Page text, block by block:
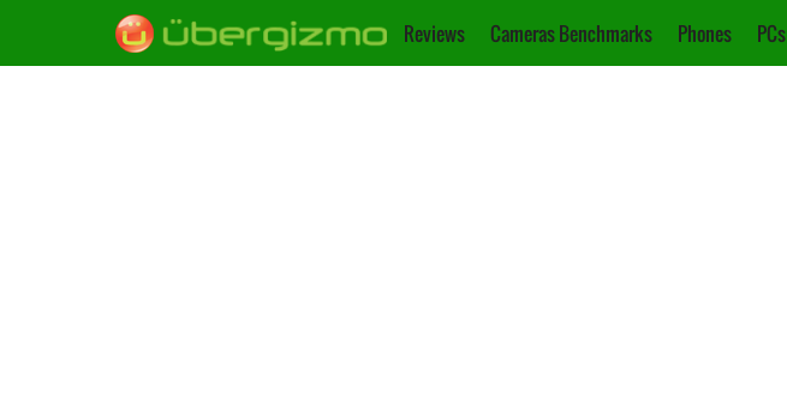
Reviews Cameras Benchmarks Phones PCs